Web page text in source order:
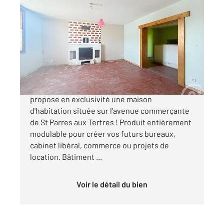
ST PARRES AUX TERTRES 10
143 m
Maison à vendre
199 000 €
L'agence Century 21 Martinot Immobilier vous
propose en exclusivité une maison
d'habitation située sur l'avenue commerçante
de St Parres aux Tertres ! Produit entièrement
modulable pour créer vos futurs bureaux,
cabinet libéral, commerce ou projets de
location. Bâtiment ...
Voir le détail du bien